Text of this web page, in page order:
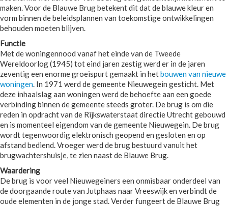
maken. Voor de Blauwe Brug betekent dit dat de blauwe kleur en
vorm binnen de beleidsplannen van toekomstige ontwikkelingen
behouden moeten blijven.
Functie
Met de woningennood vanaf het einde van de Tweede
Wereldoorlog (1945) tot eind jaren zestig werd er in de jaren
zeventig een enorme groeispurt gemaakt in hetbouwen van nieuwe
woningen. In 1971 werd de gemeente Nieuwegein gesticht. Met
deze inhaalslag aan woningen werd de behoefte aan een goede
verbinding binnen de gemeente steeds groter. De brug is om die
reden in opdracht van de Rijkswaterstaat directie Utrecht gebouwd
en is momenteel eigendom van de gemeente Nieuwegein. De brug
wordt tegenwoordig elektronisch geopend en gesloten en op
afstand bediend. Vroeger werd de brug bestuurd vanuit het
brugwachtershuisje, te zien naast de Blauwe Brug.
Waardering
De brug is voor veel Nieuwegeiners een onmisbaar onderdeel van
de doorgaande route van Jutphaas naar Vreeswijk en verbindt de
oude elementen in de jonge stad. Verder fungeert de Blauwe Brug